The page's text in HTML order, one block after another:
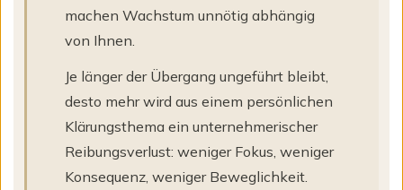
machen Wachstum unnötig abhängig
von Ihnen.
Je länger der Übergang ungeführt bleibt,
desto mehr wird aus einem persönlichen
Klärungsthema ein unternehmerischer
Reibungsverlust: weniger Fokus, weniger
Konsequenz, weniger Beweglichkeit.